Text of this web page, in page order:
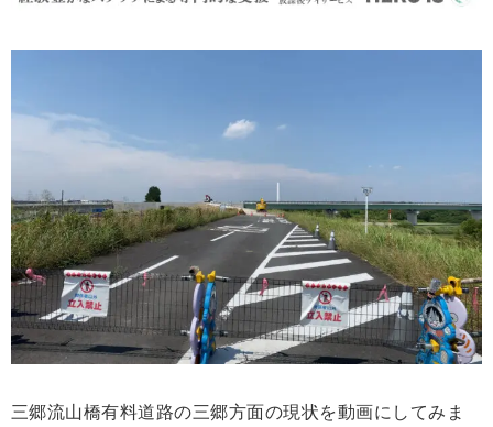
三郷流山橋有料道路の三郷方面の現状を動画にしてみま